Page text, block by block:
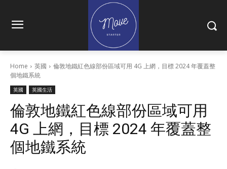
Home 英國
倫敦地鐵紅色線部份區域可用 4G 上網，目標 2024 年覆蓋整
個地鐵系統
英國 英國生活
倫敦地鐵紅色線部份區域可用
4G 上網，目標 2024 年覆蓋整
個地鐵系統